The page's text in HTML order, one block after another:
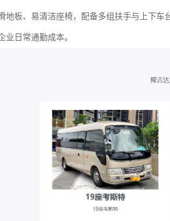
地板、易清洁座椅，配备多组扶手与上下车
业日常通勤成本。